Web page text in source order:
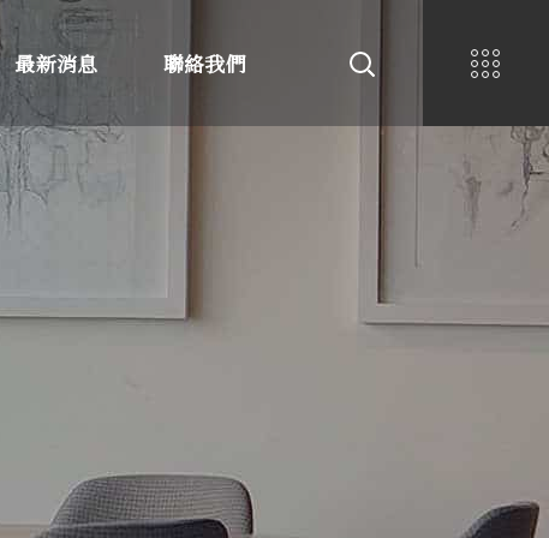
最新消息 聯絡我們